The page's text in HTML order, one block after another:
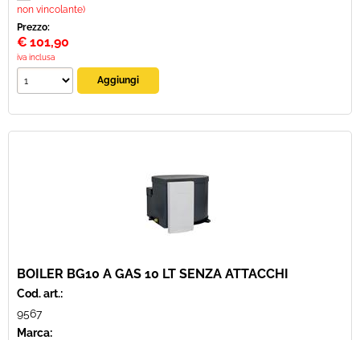
non vincolante)
Prezzo:
€ 101,90
iva inclusa
BOILER BG10 A GAS 10 LT SENZA ATTACCHI
Cod. art.:
9567
Marca: